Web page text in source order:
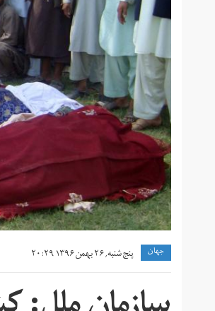
جهان پنج شنبه, ۲۶ بهمن ۱۳۹۶ ۲۰:۲۹